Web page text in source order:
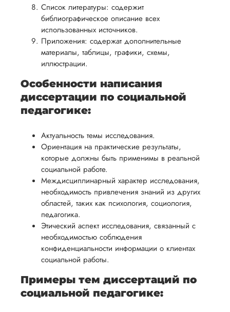
Список литературы: содержит
библиографическое описание всех
использованных источников.
Приложения: содержат дополнительные
материалы, таблицы, графики, схемы,
иллюстрации.
Особенности написания
диссертации по социальной
педагогике:
Актуальность темы исследования.
Ориентация на практические результаты,
которые должны быть применимы в реальной
социальной работе.
Междисциплинарный характер исследования,
необходимость привлечения знаний из других
областей, таких как психология, социология,
педагогика.
Этический аспект исследования, связанный с
необходимостью соблюдения
конфиденциальности информации о клиентах
социальной работы.
Примеры тем диссертаций по
социальной педагогике: